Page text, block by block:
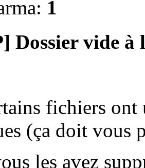
1
Dossier vide à
fichiers ont
(ça doit
les avez